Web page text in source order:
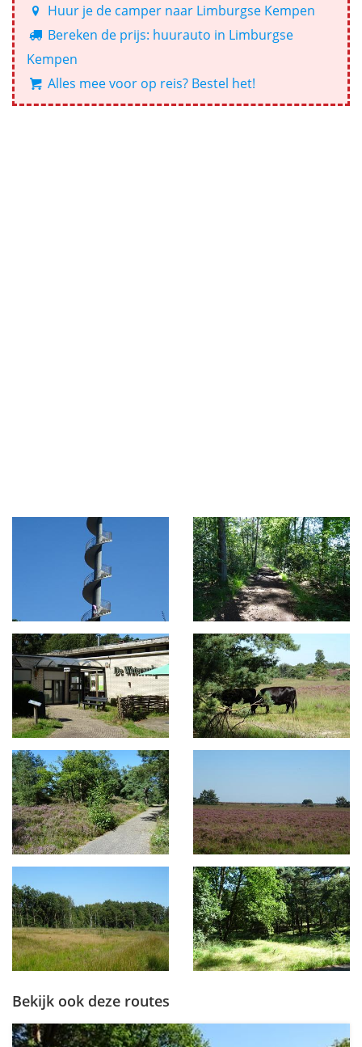
Huur je de camper naar Limburgse Kempen
Bereken de prijs: huurauto in Limburgse
Kempen
Alles mee voor op reis? Bestel het!
Bekijk ook deze routes